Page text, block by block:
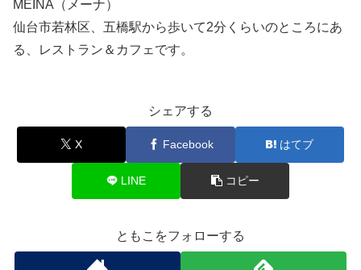
MEINA（メーナ）
仙台市若林区、五橋駅から歩いて2分くらいのところにあ
る、レストラン＆カフェです。
シェアする
X Facebook はてブ
LINE コピー
ともこをフォローする